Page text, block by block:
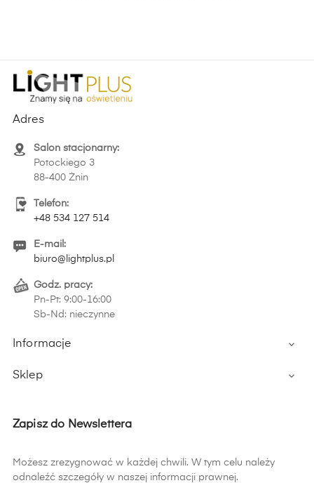
Adres
Salon stacjonarny:
Potockiego 3
88-400 Żnin
Telefon:
+48 534 127 514
E-mail:
biuro@lightplus.pl
Godz. pracy:
Pn-Pt: 9:00-16:00
Sb-Nd: nieczynne
Informacje 
Sklep 
Zapisz do Newslettera
Możesz zrezygnować w każdej chwili. W tym celu należy
odnaleźć szczegóły w naszej informacji prawnej.